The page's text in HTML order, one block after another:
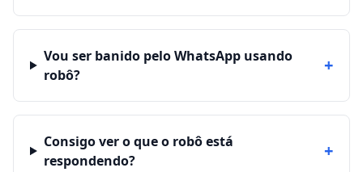
Vou ser banido pelo WhatsApp usando
robô?
+
Consigo ver o que o robô está
respondendo?
+